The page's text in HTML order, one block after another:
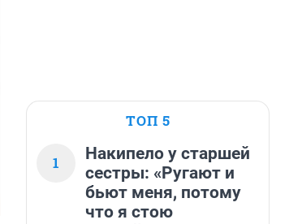
ТОП 5
1
Накипело у старшей
сестры: «Ругают и
бьют меня, потому
что я стою